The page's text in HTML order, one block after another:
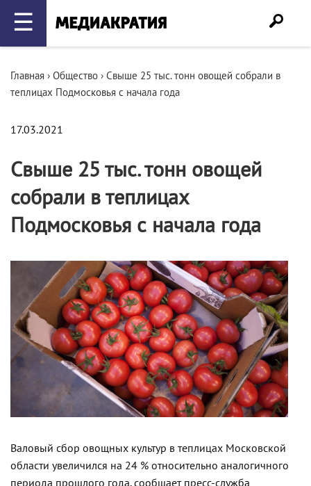
☰
Главная › Общество › Свыше 25 тыс. тонн овощей собрали в
теплицах Подмосковья с начала года
17.03.2021
Свыше 25 тыс. тонн овощей
собрали в теплицах
Подмосковья с начала года
Валовый сбор овощных культур в теплицах Московской
области увеличился на 24 % относительно аналогичного
периода прошлого года, сообщает пресс-служба